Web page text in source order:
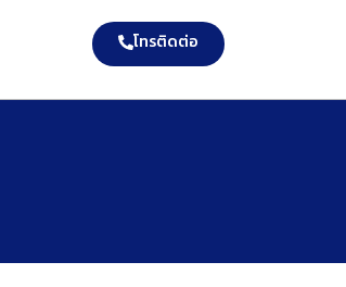
โทรติดต่อ